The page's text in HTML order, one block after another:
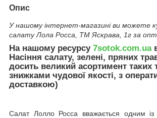
Опис
У нашому інтернет-магазині ви можете
салату Лола Росса, ТМ Яскрава, 1г за
На нашому ресурсу 7sotok.com.ua
Насіння салату, зелені, пряних
досить великий асортимент таких
знижками чудової якості, з
доставкою)
Салат Лолло Росса вважається одним із